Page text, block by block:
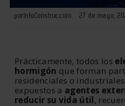
porInfoConstrucción 27 de mayo,
Prácticamente, todos los
hormigón que forman
residenciales o
expuestos a agentes
reducir su vida útil,